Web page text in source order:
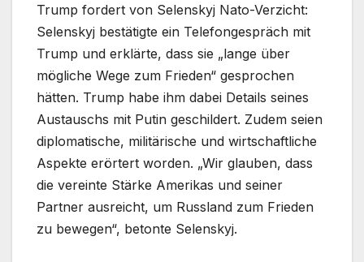
Trump fordert von Selenskyj Nato-Verzicht:
Selenskyj bestätigte ein Telefongespräch mit
Trump und erklärte, dass sie „lange über
mögliche Wege zum Frieden“ gesprochen
hätten. Trump habe ihm dabei Details seines
Austauschs mit Putin geschildert. Zudem seien
diplomatische, militärische und wirtschaftliche
Aspekte erörtert worden. „Wir glauben, dass
die vereinte Stärke Amerikas und seiner
Partner ausreicht, um Russland zum Frieden
zu bewegen“, betonte Selenskyj.